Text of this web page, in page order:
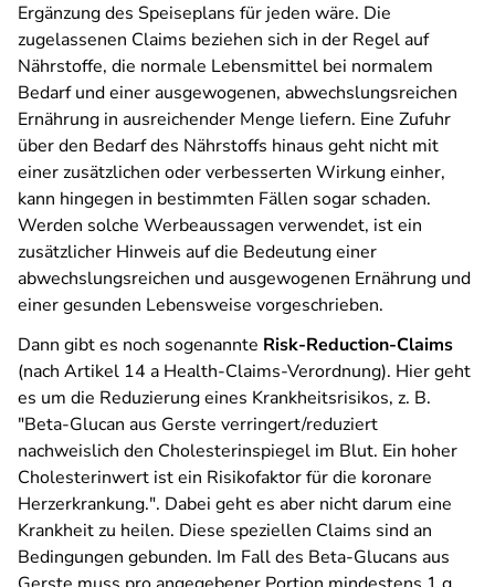
Ergänzung des Speiseplans für jeden wäre. Die
zugelassenen Claims beziehen sich in der Regel auf
Nährstoffe, die normale Lebensmittel bei normalem
Bedarf und einer ausgewogenen, abwechslungsreichen
Ernährung in ausreichender Menge liefern. Eine Zufuhr
über den Bedarf des Nährstoffs hinaus geht nicht mit
einer zusätzlichen oder verbesserten Wirkung einher,
kann hingegen in bestimmten Fällen sogar schaden.
Werden solche Werbeaussagen verwendet, ist ein
zusätzlicher Hinweis auf die Bedeutung einer
abwechslungsreichen und ausgewogenen Ernährung und
einer gesunden Lebensweise vorgeschrieben.
Dann gibt es noch sogenannte Risk-Reduction-Claims
(nach Artikel 14 a Health-Claims-Verordnung). Hier geht
es um die Reduzierung eines Krankheitsrisikos, z. B.
"Beta-Glucan aus Gerste verringert/reduziert
nachweislich den Cholesterinspiegel im Blut. Ein hoher
Cholesterinwert ist ein Risikofaktor für die koronare
Herzerkrankung.". Dabei geht es aber nicht darum eine
Krankheit zu heilen. Diese speziellen Claims sind an
Bedingungen gebunden. Im Fall des Beta-Glucans aus